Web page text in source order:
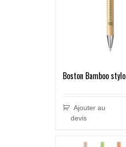
Boston Bamboo stylo
Ajouter au
devis